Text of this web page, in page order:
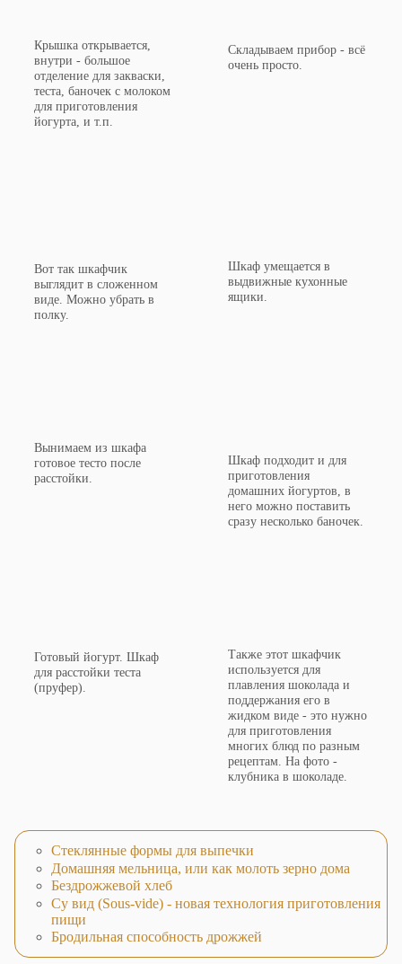
Крышка открывается,
внутри - большое
отделение для закваски,
теста, баночек с молоком
для приготовления
йогурта, и т.п.
Складываем прибор - всё
очень просто.
Вот так шкафчик
выглядит в сложенном
виде. Можно убрать в
полку.
Шкаф умещается в
выдвижные кухонные
ящики.
Вынимаем из шкафа
готовое тесто после
расстойки.
Шкаф подходит и для
приготовления
домашних йогуртов, в
него можно поставить
сразу несколько баночек.
Готовый йогурт. Шкаф
для расстойки теста
(пруфер).
Также этот шкафчик
используется для
плавления шоколада и
поддержания его в
жидком виде - это нужно
для приготовления
многих блюд по разным
рецептам. На фото -
клубника в шоколаде.
Стеклянные формы для выпечки
Домашняя мельница, или как молоть зерно дома
Бездрожжевой хлеб
Су вид (Sous-vide) - новая технология приготовления
пищи
Бродильная способность дрожжей